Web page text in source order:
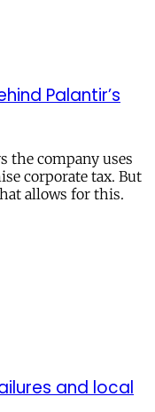
Palantir’s
the company uses
corporate tax. But
allows for this.
and local